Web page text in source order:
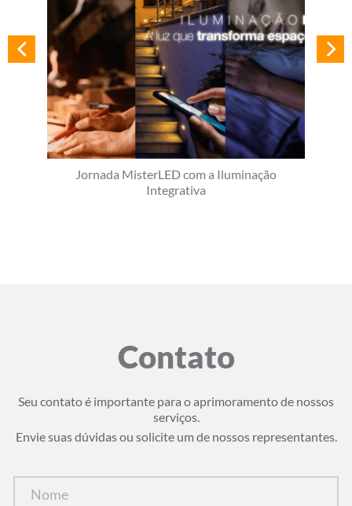
Jornada MisterLED com a Iluminação
Integrativa
Contato
Seu contato é importante para o aprimoramento de nossos
serviços.
Envie suas dúvidas ou solicite um de nossos representantes.